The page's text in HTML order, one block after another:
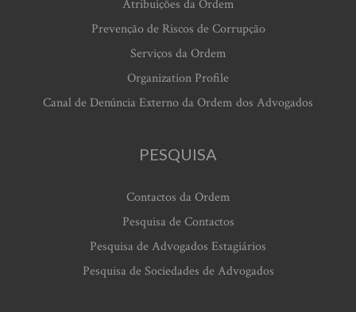
Atribuições da Ordem
Prevenção de Riscos de Corrupção
Serviços da Ordem
Organization Profile
Canal de Denúncia Externo da Ordem dos Advogados
PESQUISA
Contactos da Ordem
Pesquisa de Contactos
Pesquisa de Advogados Estagiários
Pesquisa de Sociedades de Advogados